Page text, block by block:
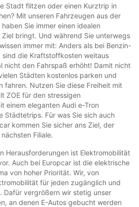
Stadt flitzen oder einen Kurztrip in
Mit unseren Fahrzeugen aus der
Sie immer einen idealen
Ziel bringt. Und während Sie unterwegs
immer mit: Anders als bei Benzin-
sind die Kraftstoffkosten weitaus
nicht den Fahrspaß erhöht! Damit nicht
Städten kostenlos parken und
fahren. Nutzen Sie diese Freiheit mit
ZOE für den stressigen
einem eleganten Audi e-Tron
Städtetrips. Für was Sie sich auch
kommen Sie sicher ans Ziel, der
Filiale.
Herausforderungen ist Elektromobilität
Auch bei Europcar ist die elektrische
von hoher Priorität. Wir, von
für jeden zugänglich und
Dafür vergrößern wir stetig unser
an denen E-Autos gebucht werden